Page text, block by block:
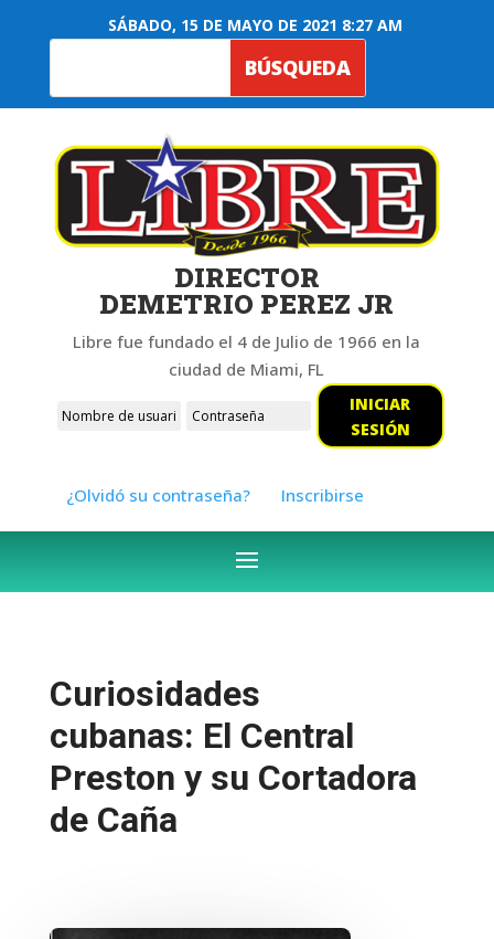
SÁBADO, 15 DE MAYO DE 2021 8:27 AM
DIRECTOR
DEMETRIO PEREZ JR
Libre fue fundado el 4 de Julio de 1966 en la
ciudad de Miami, FL
INICIAR
SESIÓN
¿Olvidó su contraseña? Inscribirse
Curiosidades
cubanas: El Central
Preston y su Cortadora
de Caña